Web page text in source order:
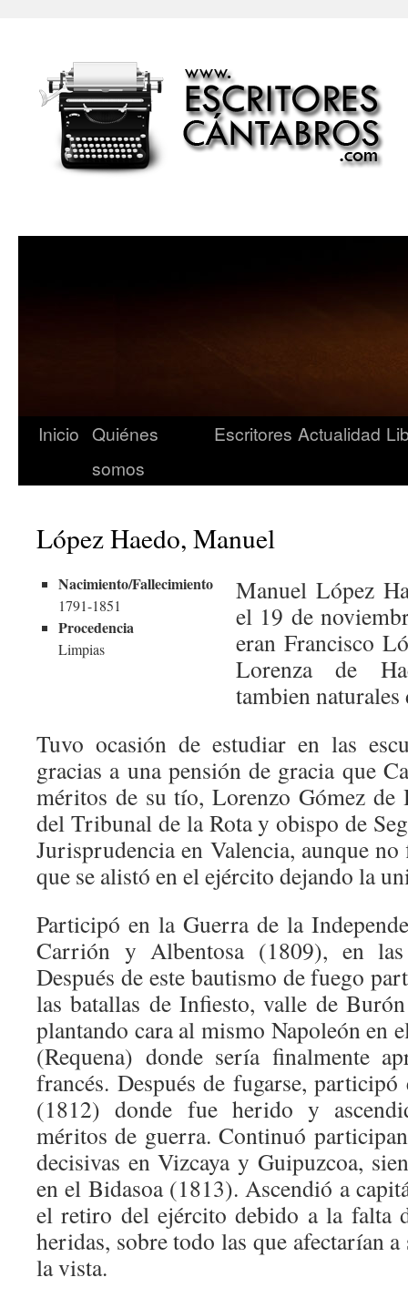
Inicio Quiénes
somos
Escritores Actualidad
López Haedo, Manuel
Nacimiento/Fallecimiento
1791-1851
Procedencia
Limpias
Manuel López
el 19 de
eran Francisco
Lorenza de
tambien
Tuvo ocasión de estudiar en las
gracias a una pensión de gracia que
méritos de su tío, Lorenzo Gómez de
del Tribunal de la Rota y obispo de
Jurisprudencia en Valencia, aunque
que se alistó en el ejército dejando la
Participó en la Guerra de la
Carrión y Albentosa (1809), en
Después de este bautismo de fuego
las batallas de Infiesto, valle de
plantando cara al mismo Napoleón en
(Requena) donde sería finalmente
francés. Después de fugarse,
(1812) donde fue herido y
méritos de guerra. Continuó
decisivas en Vizcaya y Guipuzcoa,
en el Bidasoa (1813). Ascendió a
el retiro del ejército debido a la falta
heridas, sobre todo las que afectarían
la vista.